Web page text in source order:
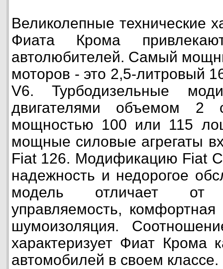
Великолепные технические
Фиата Крома
автолюбителей. Самый
моторов - это 2,5-литровый
V6. Турбодизельные
двигателями объемом 2
мощностью 100 или 115
мощные силовые агрегаты
Fiat 126. Модификацию Fiat
надежность и недорогое
модель отличает от
управляемость,
шумоизоляция.
характеризует Фиат Крома
автомобилей в своем классе.